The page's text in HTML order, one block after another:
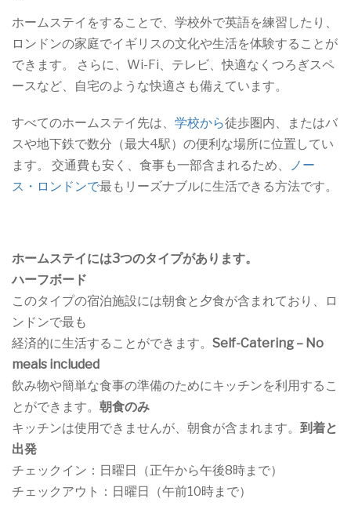
ホームステイをすることで、学校外で英語を練習したり、
ロンドンの家庭でイギリスの文化や生活を体験することが
できます。 さらに、Wi-Fi、テレビ、快適なくつろぎスペ
ースなど、自宅のような快適さも備えています。
すべてのホームステイ先は、 学校から徒歩圏内、またはバ
スや地下鉄で数分（最大4駅）の便利な場所に位置してい
ます。 交通費も安く、食事も一部含まれるため、
ノー
ス・ロンドンで最もリーズナブルに生活できる方法です。
ホームステイには3つのタイプがあります。
ハーフボード
このタイプの宿泊施設には朝食と夕食が含まれており、ロ
ンドンで最も
経済的に生活することができます。 Self-Catering – No
meals included
飲み物や簡単な食事の準備のためにキッチンを利用するこ
とができます。 朝食のみ
キッチンは使用できませんが、朝食が含まれます。 到着と
出発
チェックイン：日曜日（正午から午後8時まで）
チェックアウト：日曜日（午前10時まで）